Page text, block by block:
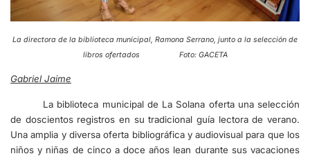
La directora de la biblioteca municipal, Ramona Serrano, junto a la selección de
libros ofertados Foto: GACETA
Gabriel Jaime
La biblioteca municipal de La Solana oferta una selección
de doscientos registros en su tradicional guía lectora de verano.
Una amplia y diversa oferta bibliográfica y audiovisual para que los
niños y niñas de cinco a doce años lean durante sus vacaciones